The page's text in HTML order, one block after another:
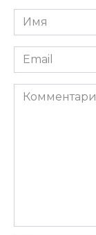
Имя
*
Email
*
Комментарий